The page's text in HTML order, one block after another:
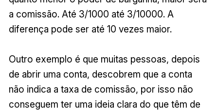
a comissão. Até 3/1000 até 3/10000. A
diferença pode ser até 10 vezes maior.
Outro exemplo é que muitas pessoas, depois
de abrir uma conta, descobrem que a conta
não indica a taxa de comissão, por isso não
conseguem ter uma ideia clara do que têm de